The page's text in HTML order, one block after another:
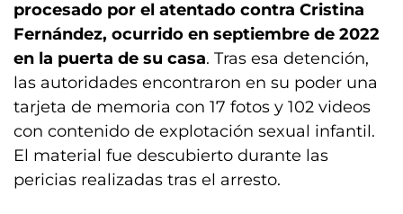
procesado por el atentado contra Cristina
Fernández, ocurrido en septiembre de 2022
en la puerta de su casa. Tras esa detención,
las autoridades encontraron en su poder una
tarjeta de memoria con 17 fotos y 102 videos
con contenido de explotación sexual infantil.
El material fue descubierto durante las
pericias realizadas tras el arresto.